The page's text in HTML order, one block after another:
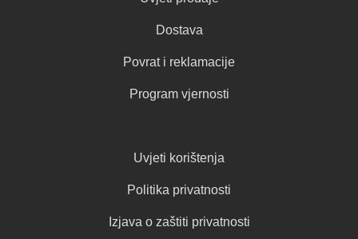
Dostava
Povrat i reklamacije
Program vjernosti
Uvjeti korištenja
Politika privatnosti
Izjava o zaštiti privatnosti